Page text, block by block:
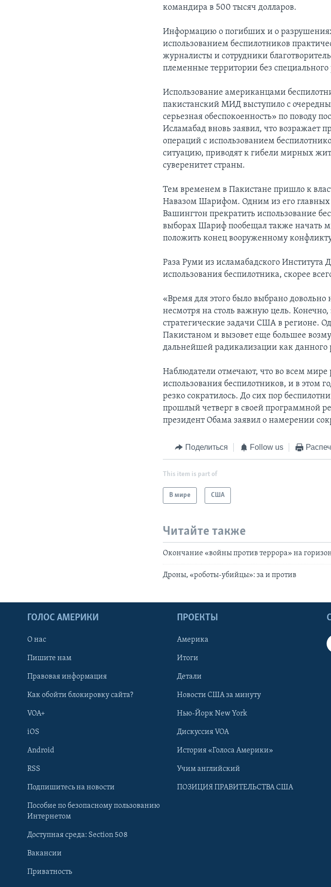
Learning English
Языки
командира в 500 тысяч долларов.
Информацию о погибших и о разрушениях
использованием беспилотников
журналисты и сотрудники
племенные территории без
Использование американцами
пакистанский МИД выступило с
серьезная обеспокоенность» по поводу
Исламабад вновь заявил, что возражает
операций с использованием
ситуацию, приводят к гибели мирных
суверенитет страны.
Тем временем в Пакистане пришло к
Навазом Шарифом. Одним из его
Вашингтон прекратить использование
выборах Шариф пообещал также начать
положить конец вооруженному
Раза Руми из исламабадского Института
использования беспилотника, скорее
«Время для этого было выбрано довольно
несмотря на столь важную цель. Конечно,
стратегические задачи США в регионе.
Пакистаном и вызовет еще большее
дальнейшей радикализации как данного
Наблюдатели отмечают, что во всем мире
использования беспилотников, и в этом
резко сократилось. До сих пор
прошлый четверг в своей программной
президент Обама заявил о намерении
Поделиться Follow us
This item is part of
В мире США
Читайте также
Окончание «войны против террора» на
Дроны, «роботы-убийцы»: за и против
ГОЛОС АМЕРИКИ
О нас
Пишите нам
Правовая информация
Как обойти блокировку сайта?
VOA+
iOS
Android
RSS
Подпишитесь на новости
Пособие по безопасному пользованию
Интернетом
Доступная среда: Section 508
Вакансии
Приватность
ПРОЕКТЫ
Америка
Итоги
Детали
Новости США за минуту
Нью-Йорк New York
Дискуссия VOA
История «Голоса Америки»
Учим английский
ПОЗИЦИЯ ПРАВИТЕЛЬСТВА США